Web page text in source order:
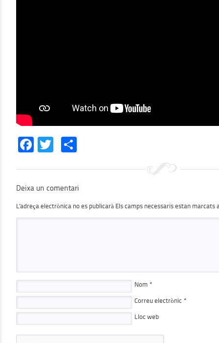
Facebook
Twitter
Deixa un comentari
L'adreça electrònica no es publicarà Els camps necessaris estan marcats
Nom *
Correu electrònic *
Lloc web